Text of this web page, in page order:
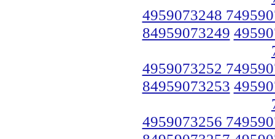
4959073248
84959073249
4959073252
84959073253
4959073256